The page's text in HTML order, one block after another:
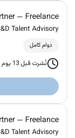
— Freelance
Talent Advisory
دوام كامل
نُشرت قبل 13 يوم
— Freelance
Talent Advisory